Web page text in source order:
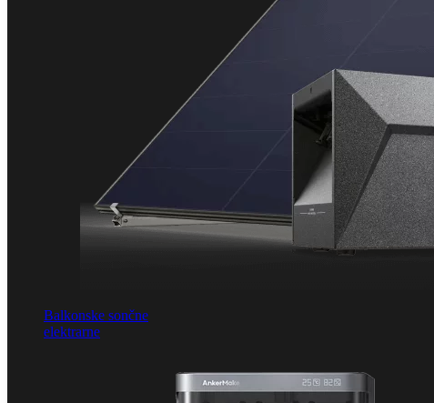
Balkonske sončne
elektrarne